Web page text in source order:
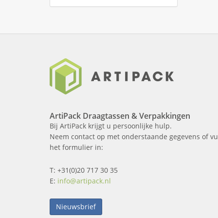
ArtiPack Draagtassen & Verpakkingen
Bij ArtiPack krijgt u persoonlijke hulp.
Neem contact op met onderstaande gegevens of
het formulier in:
T: +31(0)20 717 30 35
E: info@artipack.nl
Nieuwsbrief